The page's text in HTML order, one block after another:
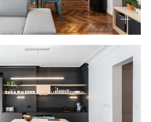
— Paris IX: Rénovation
d’appartement
Découvrir